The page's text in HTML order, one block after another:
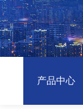
产品中心